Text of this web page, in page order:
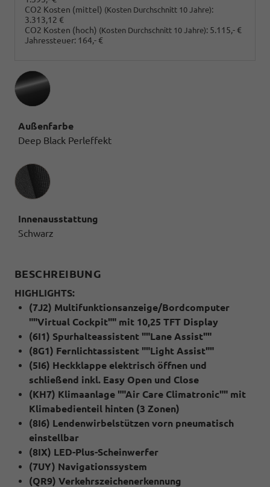
CO2 Kosten (mittel) (Kosten Durchschnitt 10 Jahre):
3.313,12 €
CO2 Kosten (hoch) (Kosten Durchschnitt 10 Jahre): 5.115,- €
Jahressteuer: 164,- €
Außenfarbe
Deep Black Perleffekt
Innenausstattung
Innenausstattung
Schwarz
BESCHREIBUNG
HIGHLIGHTS:
(7J2) Multifunktionsanzeige/Bordcomputer
""Virtual Cockpit"" mit 10,25 TFT Display
(6I1) Spurhalteassistent ""Lane Assist""
(8G1) Fernlichtassistent ""Light Assist""
(5I6) Heckklappe elektrisch öffnen und
schließend inkl. Easy Open und Close
(KH7) Klimaanlage ""Air Care Climatronic"" mit
Klimabedienteil hinten (3 Zonen)
(8I6) Lendenwirbelstützen vorn pneumatisch
einstellbar
(8IX) LED-Plus-Scheinwerfer
(7UY) Navigationssystem
(QR9) Verkehrszeichenerkennung